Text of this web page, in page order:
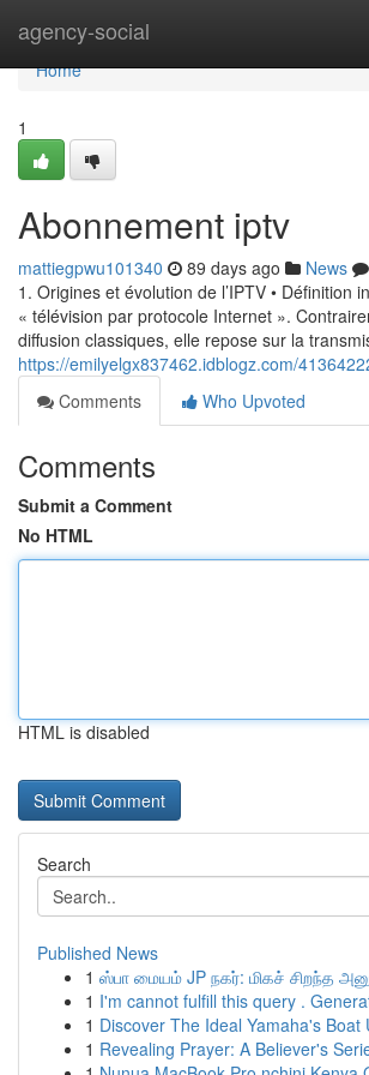
agency-social
Home
Home
1
Abonnement iptv
mattiegpwu101340 89 days ago News
1. Origines et évolution de l’IPTV • Définition
« télévision par protocole Internet ».
diffusion classiques, elle repose sur la
https://emilyelgx837462.idblogz.com/
Comments
Who Upvoted
Comments
Submit a Comment
No HTML
HTML is disabled
Search
Published News
1 ஸ்பா மையம் JP நகர்: மிகச் சிறந்த
1 I'm cannot fulfill this query .
1 Discover The Ideal Yamaha's Boat
1 Revealing Prayer: A Believer's